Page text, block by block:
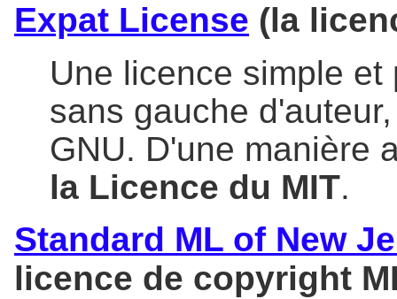
Expat License (la
Une licence simple
sans gauche
GNU. D'une manière
la Licence du MIT.
Standard ML of New
licence de copyright